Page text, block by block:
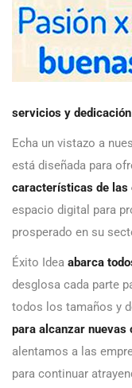
servicios y
Echa un vistazo a
está diseñada para
características de las
espacio digital para
prosperado en su
Éxito Idea abarca
desglosa cada parte
todos los tamaños y
para alcanzar nuevas
alentamos a las
para continuar